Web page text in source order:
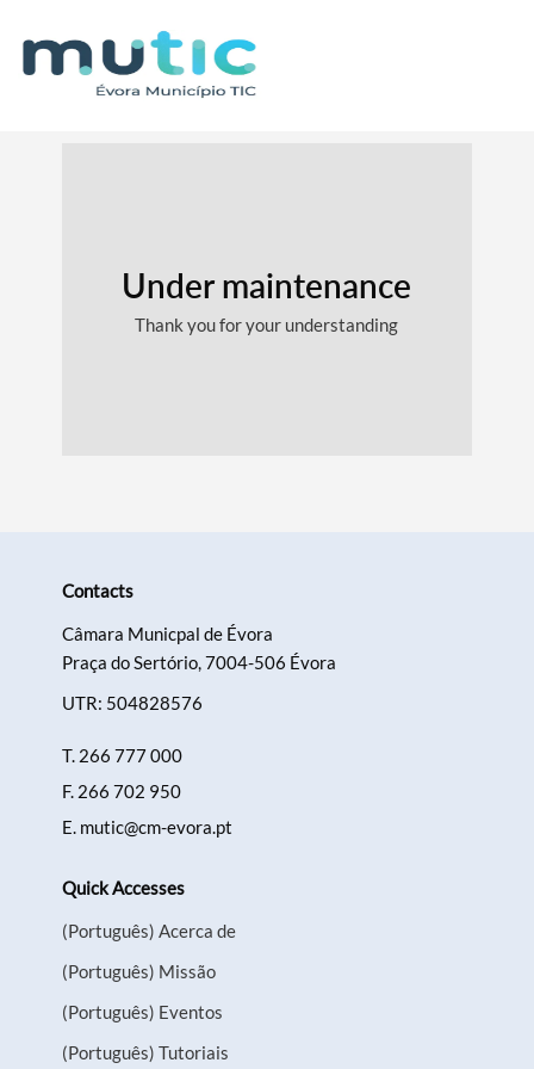
Categories
Filters
Under maintenance
Thank you for your understanding
Contacts
Câmara Municpal de Évora
Praça do Sertório, 7004-506 Évora
UTR: 504828576
T. 266 777 000
F. 266 702 950
E. mutic@cm-evora.pt
Quick Accesses
(Português) Acerca de
(Português) Missão
(Português) Eventos
(Português) Tutoriais